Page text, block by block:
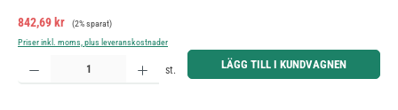
Försäljningspris:
842,69 kr Ordinarie pris:
(2% sparat)
Priser inkl. moms, plus leveranskostnader
Produktkvantitet: Ange önskat belopp eller använd knapparna för att öka eller minska kvantiteten.
st. LÄGG TILL I KUNDVAGNEN